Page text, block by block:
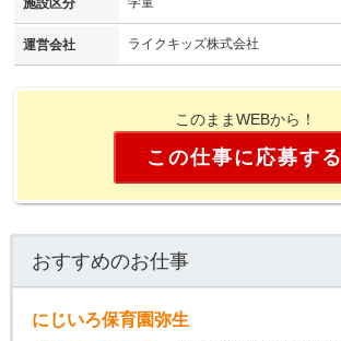
運営会社 ライクキッズ株式会社
このままWEBから！
この仕事に応募する
おすすめのお仕事
にじいろ保育園弥生